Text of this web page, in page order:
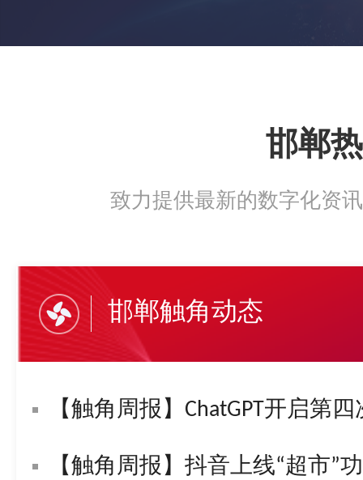
邯郸
致力提供最新的数字化资
邯郸触角动态
【触角周报】ChatGPT开启第四
【触角周报】抖音上线“超市”功能！字节复活“悟空问答”！苹